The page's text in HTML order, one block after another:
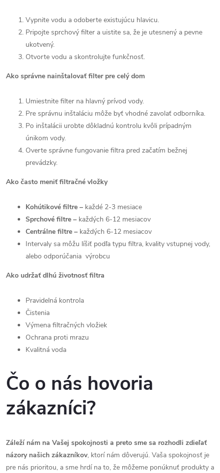
Vypnite vodu a odoberte existujúcu hlavicu.
Pripojte sprchový filter a uistite sa, že je utesnený a pevne
ukotvený.
Otvorte vodu a skontrolujte funkčnosť.
Ako správne nainštalovať filter pre celý dom
Umiestnite filter na hlavný prívod vody.
Pre správnu inštaláciu môže byť vhodné zavolať odborníka.
Po inštalácii urobte dôkladnú kontrolu kvôli prípadným
únikom vody.
Overte správne fungovanie filtra pred začatím bežnej
prevádzky.
Ako často meniť filtračné vložky
Kohútikové filtre – každé 2-3 mesiace
Sprchové filtre – každých 6-12 mesiacov
Centrálne filtre – každých 6-12 mesiacov
Intervaly sa môžu líšiť podľa typu filtra, kvality vstupnej vody,
alebo odporúčania výrobcu
Ako udržať dlhú životnosť filtra
Pravidelná kontrola
Čistenia
Výmena filtračných vložiek
Ochrana proti mrazu
Kvalitná voda
Čo o nás hovoria
zákazníci?
Záleží nám na Vašej spokojnosti a preto sme sa rozhodli zdieľať
názory našich zákazníkov, ktorí nám dôverujú. Vaša spokojnosť je
pre nás prioritou, a sme hrdí na to, že môžeme ponúknuť produkty a